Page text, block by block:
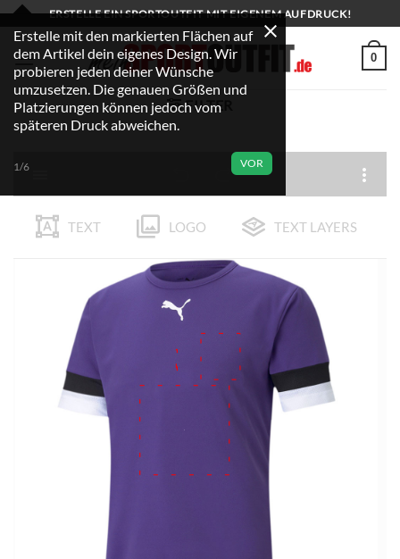
Zum
Inhalt
springen
ERSTELLE EIN SPORTOUTFIT MIT EIGENEM AUFDRUCK!
0
FILTER
TEXT LOGO TEXT LAYERS
Erstelle mit den markierten Flächen auf
dem Artikel dein eigenes Design. Wir
probieren jeden deiner Wünsche
umzusetzen. Die genauen Größen und
Platzierungen können jedoch vom
späteren Druck abweichen.
VOR
1/6